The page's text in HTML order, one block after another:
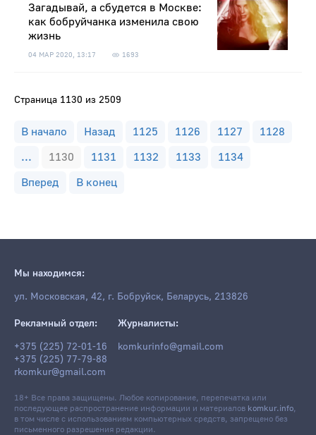
Загадывай, а сбудется в Москве:
как бобруйчанка изменила свою
жизнь
04 МАР 2020, 13:17 1693
Страница 1130 из 2509
В начало Назад 1125 1126 1127
1128
...
1130 1131 1132 1133
1134
Вперед
В конец
Мы находимся:
ул. Московская, 42, г. Бобруйск, Беларусь, 213826
Рекламный отдел:
+375 (225) 72-01-16
+375 (225) 77-79-88
rkomkur@gmail.com
Журналисты:
komkurinfo@gmail.com
18+ Все права защищены. Любое копирование, перепечатка или
последующее распространение информации и материалов komkur.info,
в том числе с использованием компьютерных средств, запрещено без
письменного разрешения редакции.